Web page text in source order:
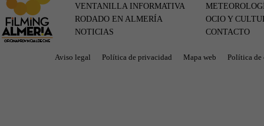
VENTANILLA INFORMATIVA
RODADO EN ALMERÍA
NOTICIAS
OCIO Y
CONTACTO
Aviso legal Política de privacidad Mapa web Política de